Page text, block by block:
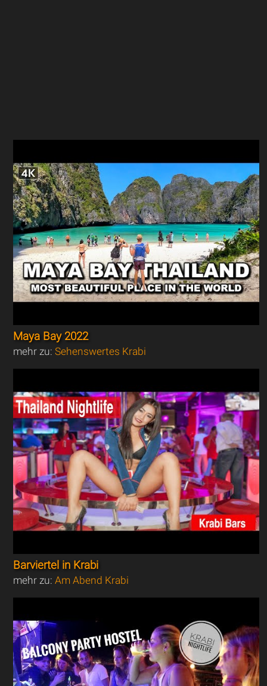
Maya Bay 2022
mehr zu:Sehenswertes Krabi
Barviertel in Krabi
mehr zu:Am Abend Krabi